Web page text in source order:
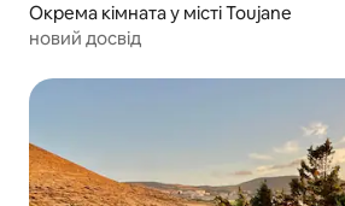
Окрема кімната у місті Toujane
новий досвід